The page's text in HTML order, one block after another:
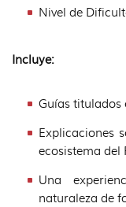
Nivel de
Incluye:
Guías
Explicaciones
ecosistema del
Una
naturaleza de